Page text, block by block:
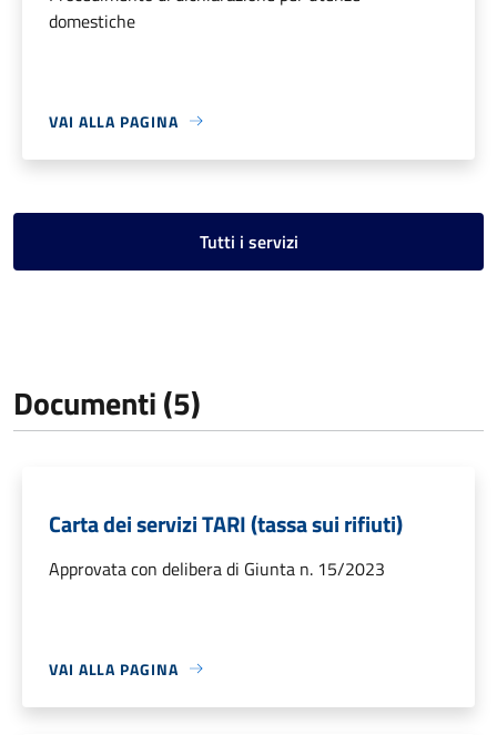
domestiche
VAI ALLA PAGINA
Tutti i servizi
Documenti (5)
Carta dei servizi TARI (tassa sui rifiuti)
Approvata con delibera di Giunta n. 15/2023
VAI ALLA PAGINA